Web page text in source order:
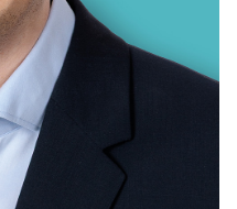
ORDNUNG UND
WIRTSCHAFT UND